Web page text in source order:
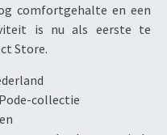
comfortgehalte en een
is nu als eerste te
Store.
collectie